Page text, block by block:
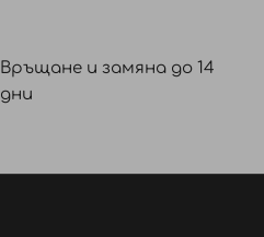
Връщане и замяна до 14
дни